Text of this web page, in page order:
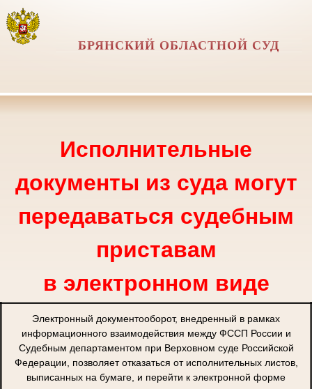
БРЯНСКИЙ ОБЛАСТНОЙ СУД
Исполнительные
документы из суда могут
передаваться судебным
приставам
в электронном виде
Электронный документооборот, внедренный в рамках
информационного взаимодействия между ФССП России и
Судебным департаментом при Верховном суде Российской
Федерации, позволяет отказаться от исполнительных листов,
выписанных на бумаге, и перейти к электронной форме